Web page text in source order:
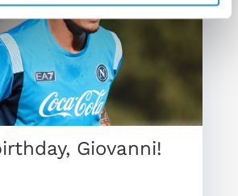
Giovanni!